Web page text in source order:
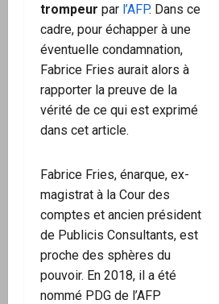
trompeur par l’AFP. Dans ce
cadre, pour échapper à une
éventuelle condamnation,
Fabrice Fries aurait alors à
rapporter la preuve de la
vérité de ce qui est exprimé
dans cet article.
Fabrice Fries, énarque, ex-
magistrat à la Cour des
comptes et ancien président
de Publicis Consultants, est
proche des sphères du
pouvoir. En 2018, il a été
nommé PDG de l’AFP